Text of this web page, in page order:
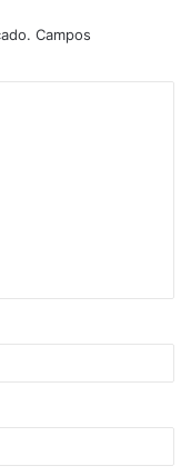
Campos